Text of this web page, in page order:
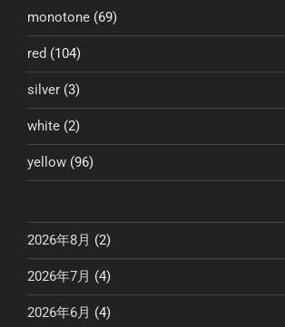
monotone (69)
red (104)
silver (3)
white (2)
yellow (96)
2026年8月 (2)
2026年7月 (4)
2026年6月 (4)